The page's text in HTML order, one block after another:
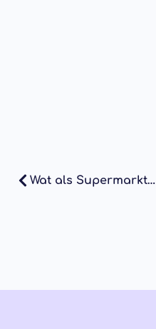
Wat als Supermarktschappen écht Leeg zijn?